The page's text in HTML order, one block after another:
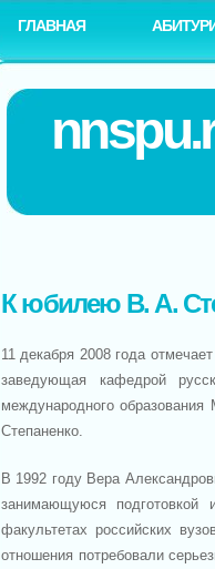
ГЛАВНАЯ
К юбилею В. А.
11 декабря 2008 года
заведующая кафедрой
международного
Степаненко.
В 1992 году Вера
занимающуюся подготовкой
факультетах российских
отношения потребовали